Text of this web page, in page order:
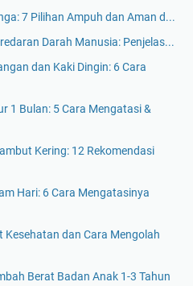
7 Pilihan Ampuh dan Aman d...
Darah Manusia: Penjelas...
dan Kaki Dingin: 6 Cara
1 Bulan: 5 Cara Mengatasi &
Kering: 12 Rekomendasi
Hari: 6 Cara Mengatasinya
Kesehatan dan Cara Mengolah
Berat Badan Anak 1-3 Tahun